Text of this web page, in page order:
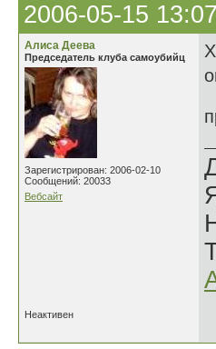
2006-05-15
Алиса Деева
Председатель клуба самоубийц
Зарегистрирован: 2006-02-10
Сообщений: 20033
Вебсайт
Неактивен